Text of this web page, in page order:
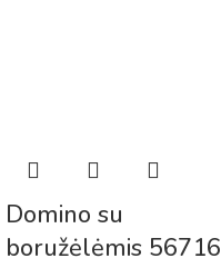
Domino su
boružėlėmis 56716